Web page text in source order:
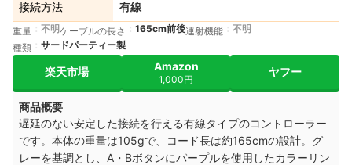
接続方法 有線
重量 不明ケーブルの長さ 165cm前後連射機能
不明
種類
サードパーティー製
楽天市場 Amazon
1,000円
ヤフー
商品概要
遅延のない安定した接続を行える有線タイプのコントローラー
です。本体の重量は105gで、コード長は約165cmの設計。グ
レーを基調とし、A・Bボタンにパープルを使用したカラーリン